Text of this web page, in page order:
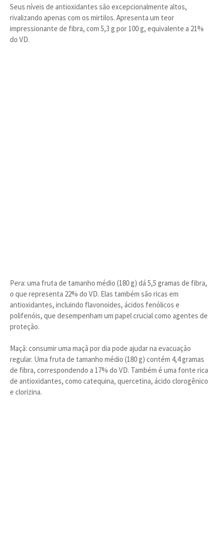
Seus níveis de antioxidantes são excepcionalmente altos,
rivalizando apenas com os mirtilos. Apresenta um teor
impressionante de fibra, com 5,3 g por 100 g, equivalente a 21%
do VD.
Pera: uma fruta de tamanho médio (180 g) dá 5,5 gramas de fibra,
o que representa 22% do VD. Elas também são ricas em
antioxidantes, incluindo flavonoides, ácidos fenólicos e
polifenóis, que desempenham um papel crucial como agentes de
proteção.
Maçã: consumir uma maçã por dia pode ajudar na evacuação
regular. Uma fruta de tamanho médio (180 g) contém 4,4 gramas
de fibra, correspondendo a 17% do VD. Também é uma fonte rica
de antioxidantes, como catequina, quercetina, ácido clorogênico
e clorizina.